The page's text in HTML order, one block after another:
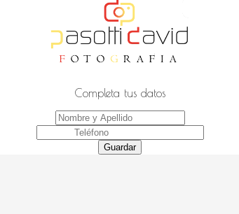
Completa tus datos
Guardar